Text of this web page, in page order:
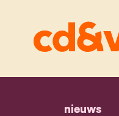
home
nieuws